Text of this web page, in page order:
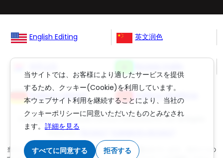
当サイトでは、お客様により適したサービスを提供
するため、クッキー(Cookie)を利用しています。
本ウェブサイト利用を継続することにより、当社の
クッキーポリシーに同意いただいたものとみなされ
ます。 詳細を見る
すべてに同意する 拒否する
English Editing 英文润色
Englisch Lektorat ingilizce düzeltme
Copyright © 2006- 2026 Crimson Interactive Pvt. Ltd. All Rights
Reserved.
当ウェブサイトのコンテンツは著作権法により保護されています。当サイトの